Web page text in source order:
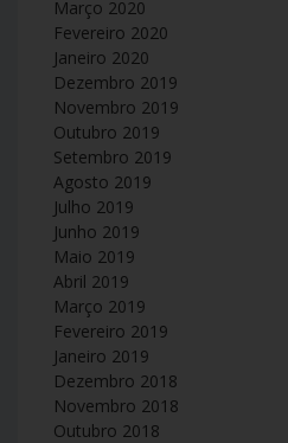
Março 2020
Fevereiro 2020
Janeiro 2020
Dezembro 2019
Novembro 2019
Outubro 2019
Setembro 2019
Agosto 2019
Julho 2019
Junho 2019
Maio 2019
Abril 2019
Março 2019
Fevereiro 2019
Janeiro 2019
Dezembro 2018
Novembro 2018
Outubro 2018